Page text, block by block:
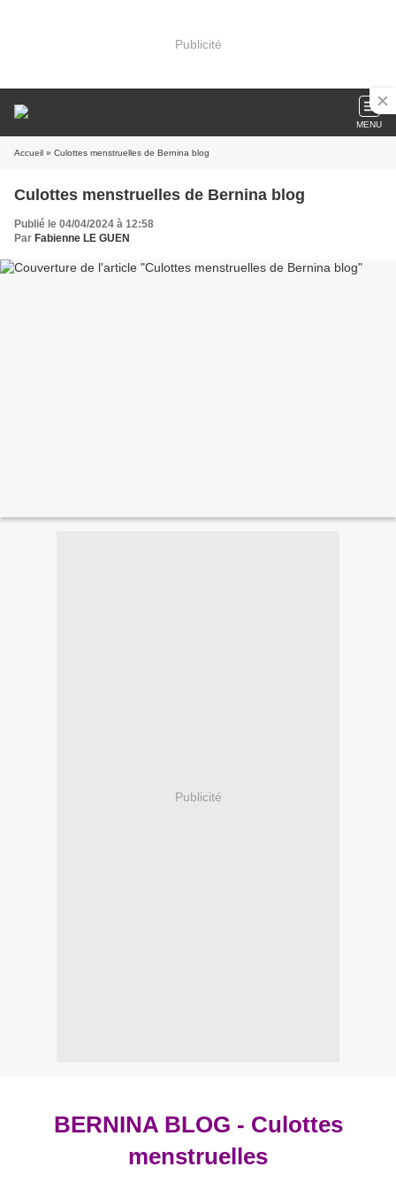
Publicité
MENU
Accueil » Culottes menstruelles de Bernina blog
Culottes menstruelles de Bernina blog
Publié le 04/04/2024 à 12:58
Par Fabienne LE GUEN
Publicité
BERNINA BLOG - Culottes
menstruelles